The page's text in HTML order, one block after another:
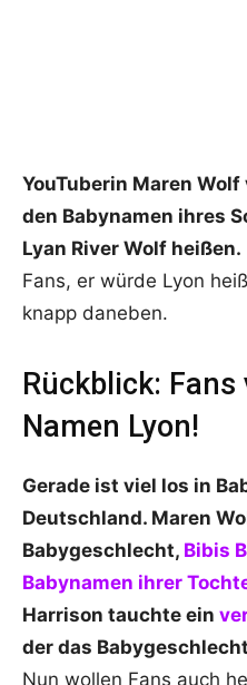
YouTuberin Maren
den Babynamen ihres
Lyan River Wolf heißen.
Fans, er würde Lyon
knapp daneben.
Rückblick:
Namen Lyon!
Gerade ist viel los in
Deutschland. Maren
Babygeschlecht, Bibis
Babynamen ihrer
Harrison tauchte ein
der das
Nun wollen Fans auch